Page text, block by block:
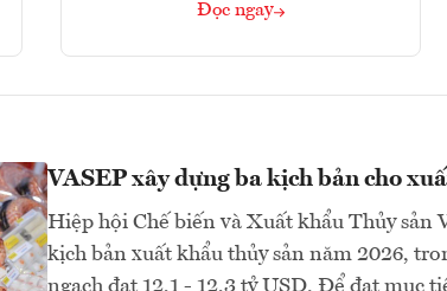
Đọc ngay
VASEP xây dựng ba kịch bản cho
Hiệp hội Chế biến và Xuất khẩu Thủy sản
kịch bản xuất khẩu thủy sản năm 2026,
ngạch đạt 12,1 - 12,3 tỷ USD. Để đạt mục